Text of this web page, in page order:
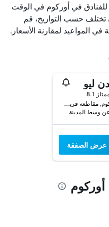
للفنادق في أوركوم في الوقت
تختلف حسب التواريخ، قم
في المواعيد لمقارنة الأسعار.
ليو
8.1
Merk 2, أوركوم, مقاطعة فريزلند, هولندا
عرض الصفقة